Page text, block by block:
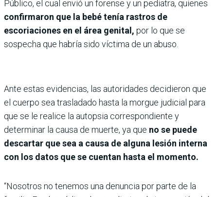
Público, el cual envió un forense y un pediatra, quienes
confirmaron que la bebé tenía rastros de
escoriaciones en el área genital, por lo que se
sospecha que habría sido víctima de un abuso.
Ante estas evidencias, las autoridades decidieron que
el cuerpo sea trasladado hasta la morgue judicial para
que se le realice la autopsia correspondiente y
determinar la causa de muerte, ya que no se puede
descartar que sea a causa de alguna lesión interna
con los datos que se cuentan hasta el momento.
“Nosotros no tenemos una denuncia por parte de la